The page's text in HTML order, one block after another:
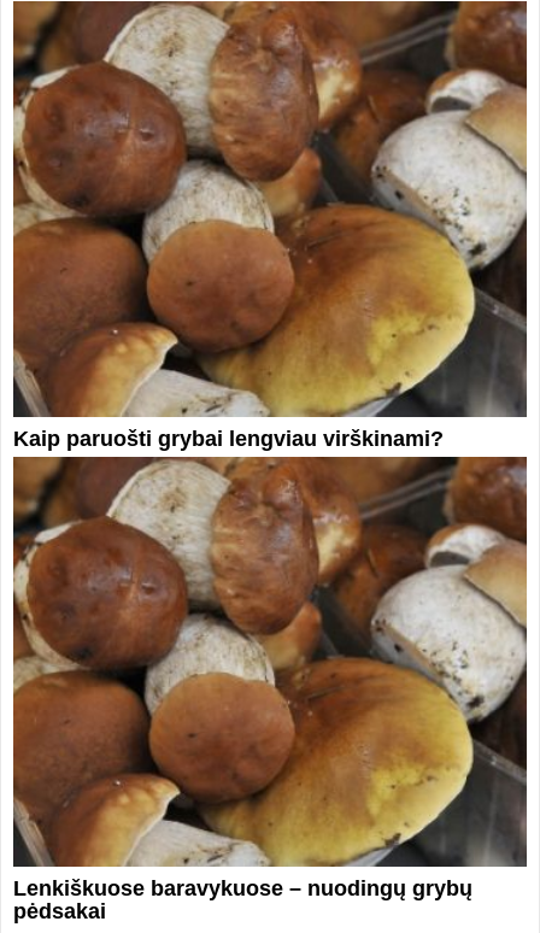
Kaip paruošti grybai lengviau virškinami?
Lenkiškuose baravykuose – nuodingų grybų
pėdsakai